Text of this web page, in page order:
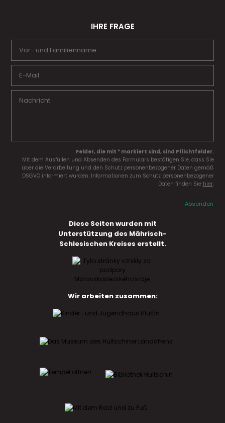
IHRE FRAGE
Felder, die mit * markiert sind, sind Pflichtfelder.
Mit dem Ausfüllen und Absenden des Formulars bestätigen Sie, dass Sie
über die Verarbeitung und den Schutz personenbezogener Daten gemäß
DSGVO informiert wurden. Informationen zum Schutz personenbezogener
Daten finden Sie hier.
Absenden
Diese Seiten wurden mit
Unterstützung des Mährisch-
Schlesischen Kreises erstellt.
Wir arbeiten zusammen: